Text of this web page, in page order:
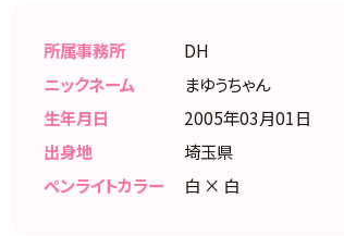
所属事務所
DH
ニックネーム
まゆうちゃん
生年月日
2005年03月01日
出身地
埼玉県
ペンライトカラー
白 × 白